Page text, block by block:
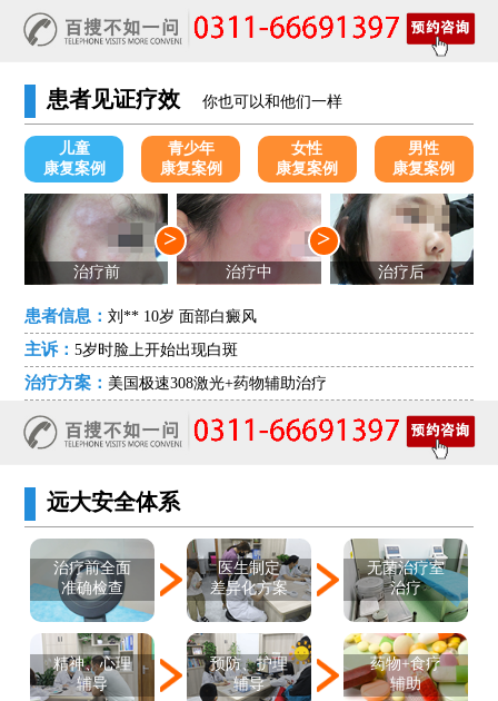
患者见证疗效 你也可以和他们一样
儿童
康复案例
青少年
康复案例
女性
康复案例
男性
康复案例
治疗前
>
治疗中
>
治疗后
患者信息：刘** 10岁 面部白癜风
主诉：5岁时脸上开始出现白斑
治疗方案： 美国极速308激光+药物辅助治疗
远大安全体系
治疗前全面
准确检查
医生制定
差异化方案
无菌治疗室
治疗
精神、心理
辅导
预防、护理
辅导
药物+食疗
辅助